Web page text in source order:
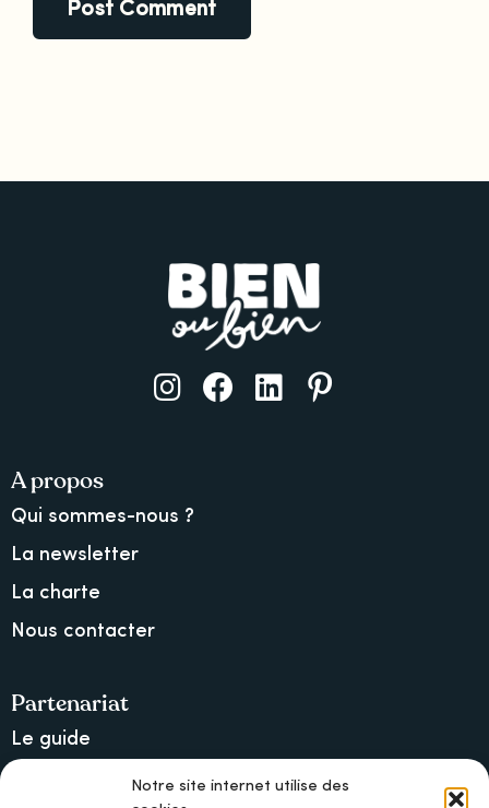
Notre site internet utilise des
A propos
Qui sommes-nous ?
La newsletter
La charte
Nous contacter
Partenariat
Le guide
Lancer une collecte sur Ulule